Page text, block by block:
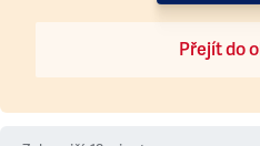
Přejít do